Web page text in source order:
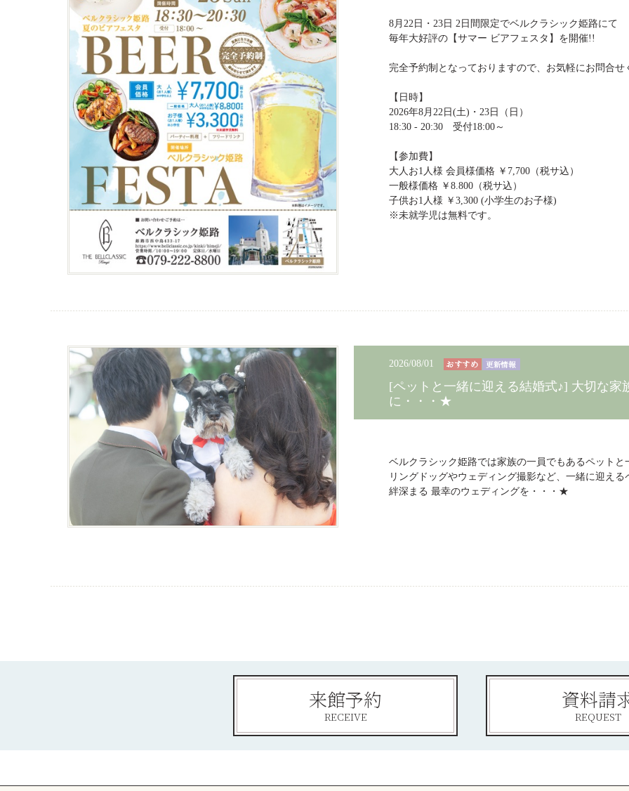
8月22日・23日 2日間限定でベルクラシック姫路にて
毎年大好評の【サマー ビアフェスタ】を開催!!
完全予約制となっておりますので、お気軽にお問合せ
【日時】
2026年8月22日(土)・23日（日）
18:30 - 20:30 受付18:00～
【参加費】
大人お1人様 会員様価格 ￥7,700（税サ込）
一般様価格 ￥8.800（税サ込）
子供お1人様 ￥3,300 (小学生のお子様)
※未就学児は無料です。
2026/08/01
[ペットと一緒に迎える結婚式♪] 大切な家
に・・・★
ベルクラシック姫路では家族の一員でもあるペットと
リングドッグやウェディング撮影など、一緒に迎える
絆深まる 最幸のウェディングを・・・★
来館予約
RECEIVE
資料請
REQUEST